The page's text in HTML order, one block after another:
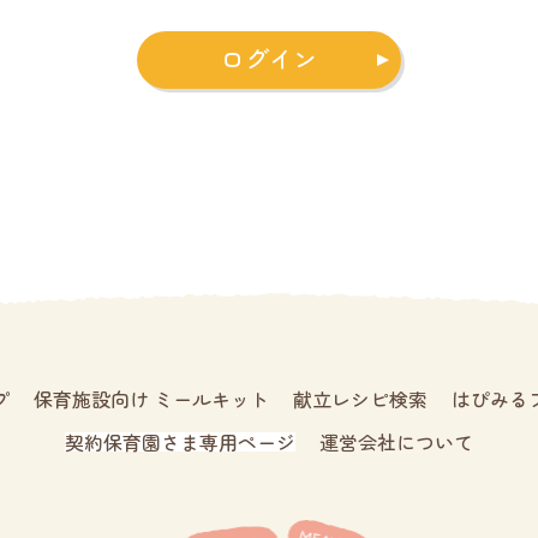
ログイン
保育施設向け ミールキット 献立レシピ検索
はぴみる
契約保育園さま専用ページ
運営会社について